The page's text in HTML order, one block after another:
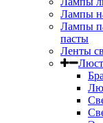
Лампы
Лампы
пасты
Ленты